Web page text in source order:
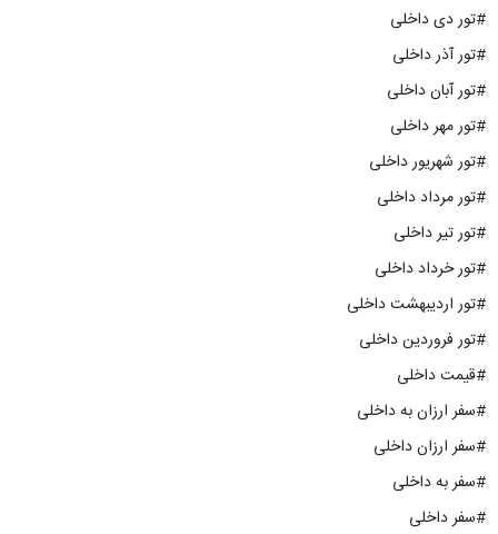
#تور دی داخلی
#تور آذر داخلی
#تور آبان داخلی
#تور مهر داخلی
#تور شهریور داخلی
#تور مرداد داخلی
#تور تیر داخلی
#تور خرداد داخلی
#تور اردیبهشت داخلی
#تور فروردین داخلی
#قیمت داخلی
#سفر ارزان به داخلی
#سفر ارزان داخلی
#سفر به داخلی
#سفر داخلی